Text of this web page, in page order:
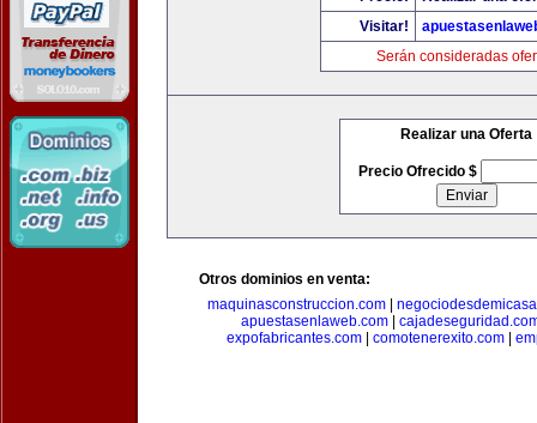
Visitar!
Serán consideradas
Realizar una Oferta
Precio Ofrecido $
Otros dominios en venta:
maquinasconstruccion.com
apuestasenlaweb.com
expofabricantes.com| comotenerexito.com|